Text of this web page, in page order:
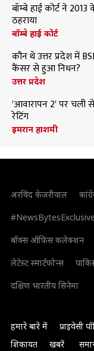
बॉम्बे हाई कोर्ट ने
ठहराया
बॉम्बे हाई कोर्ट
कौन थे उत्तर प्रदेश में
कैंसर से हुआ निधन?
उत्तर प्रदेश
'आवारापन 2' पर चली
रेटिंग
इमरान हाशमी
अरविंद केजरीवाल
#NewsBytesExclusive
बॉक्स ऑफिस कलेक्शन
लेटेस्ट स्मार्टफोन्स
दक्षिण भारतीय सिनेमा
हमारे बारे में प्राइवेसी
शिकायत
खबरें